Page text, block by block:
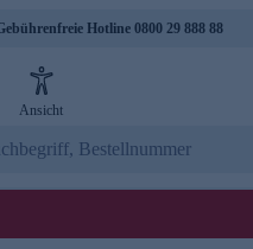
Hotline 0800 29 888 88
Ansicht